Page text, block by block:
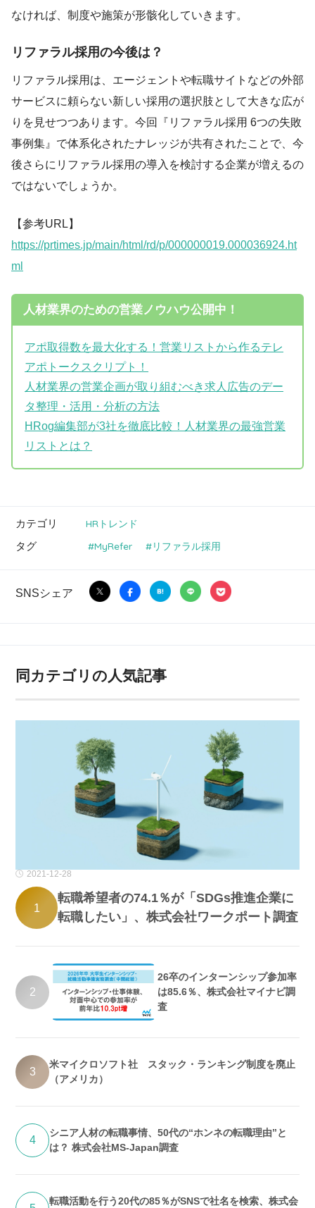
なければ、制度や施策が形骸化していきます。
リファラル採用の今後は？
リファラル採用は、エージェントや転職サイトなどの外部
サービスに頼らない新しい採用の選択肢として大きな広が
りを見せつつあります。今回『リファラル採用 6つの失敗
事例集』で体系化されたナレッジが共有されたことで、今
後さらにリファラル採用の導入を検討する企業が増えるの
ではないでしょうか。
【参考URL】
https://prtimes.jp/main/html/rd/p/000000019.000036924.ht
ml
人材業界のための営業ノウハウ公開中！
アポ取得数を最大化する！営業リストから作るテレ
アポトークスクリプト！
人材業界の営業企画が取り組むべき求人広告のデー
タ整理・活用・分析の方法
HRog編集部が3社を徹底比較！人材業界の最強営業
リストとは？
カテゴリ HRトレンド
タグ MyRefer リファラル採用
SNSシェア
同カテゴリの人気記事
2021-12-28
1
転職希望者の74.1％が「SDGs推進企業に
転職したい」、株式会社ワークポート調査
2
26卒のインターンシップ参加率
は85.6％、株式会社マイナビ調
査
3
米マイクロソフト社 スタック・ランキング制度を廃止
（アメリカ）
4
シニア人材の転職事情、50代の“ホンネの転職理由”と
は？ 株式会社MS-Japan調査
転職活動を行う20代の85％がSNSで社名を検索、株式会